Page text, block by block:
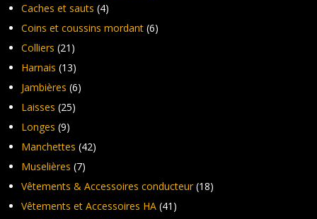
Caches et sauts (4)
Coins et coussins mordant (6)
Colliers (21)
Harnais (13)
Jambières (6)
Laisses (25)
Longes (9)
Manchettes (42)
Muselières (7)
Vêtements & Accessoires conducteur (18)
Vêtements et Accessoires HA (41)